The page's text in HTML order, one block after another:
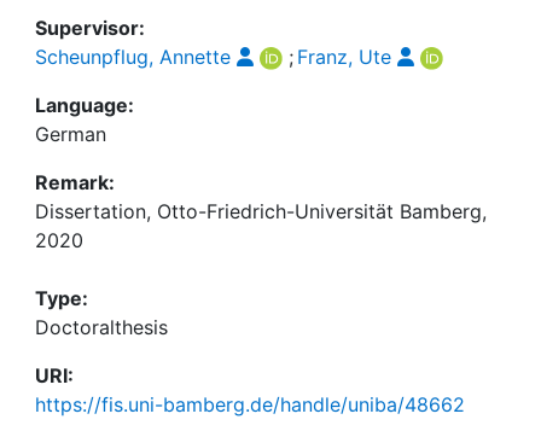
Supervisor:
Scheunpflug, Annette
; Franz, Ute
Language:
German
Remark:
Dissertation, Otto-Friedrich-Universität Bamberg,
2020
Type:
Doctoralthesis
URI:
https://fis.uni-bamberg.de/handle/uniba/48662